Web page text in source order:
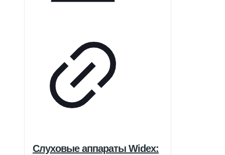
Слуховые аппараты Widex: